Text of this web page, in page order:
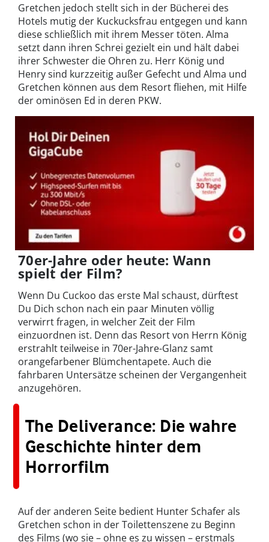
Gretchen jedoch stellt sich in der Bücherei des
Hotels mutig der Kuckucksfrau entgegen und kann
diese schließlich mit ihrem Messer töten. Alma
setzt dann ihren Schrei gezielt ein und hält dabei
ihrer Schwester die Ohren zu. Herr König und
Henry sind kurzzeitig außer Gefecht und Alma und
Gretchen können aus dem Resort fliehen, mit Hilfe
der ominösen Ed in deren PKW.
70er-Jahre oder heute: Wann
spielt der Film?
Wenn Du Cuckoo das erste Mal schaust, dürftest
Du Dich schon nach ein paar Minuten völlig
verwirrt fragen, in welcher Zeit der Film
einzuordnen ist. Denn das Resort von Herrn König
erstrahlt teilweise in 70er-Jahre-Glanz samt
orangefarbener Blümchentapete. Auch die
fahrbaren Untersätze scheinen der Vergangenheit
anzugehören.
The Deliverance: Die wahre
Geschichte hinter dem
Horrorfilm
Auf der anderen Seite bedient Hunter Schafer als
Gretchen schon in der Toilettenszene zu Beginn
des Films (wo sie – ohne es zu wissen – erstmals